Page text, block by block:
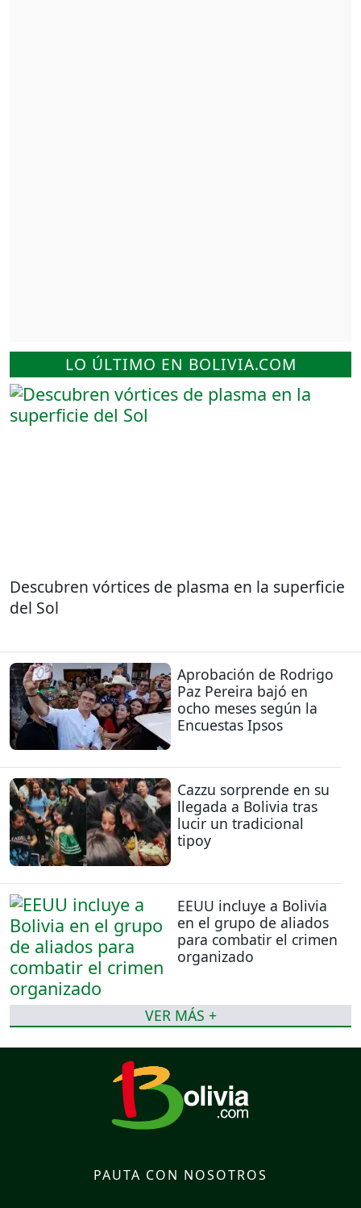
LO ÚLTIMO EN BOLIVIA.COM
Descubren vórtices de plasma en la superficie
del Sol
Aprobación de Rodrigo
Paz Pereira bajó en
ocho meses según la
Encuestas Ipsos
Cazzu sorprende en su
llegada a Bolivia tras
lucir un tradicional
tipoy
EEUU incluye a Bolivia
en el grupo de aliados
para combatir el crimen
organizado
VER MÁS +
PAUTA CON NOSOTROS